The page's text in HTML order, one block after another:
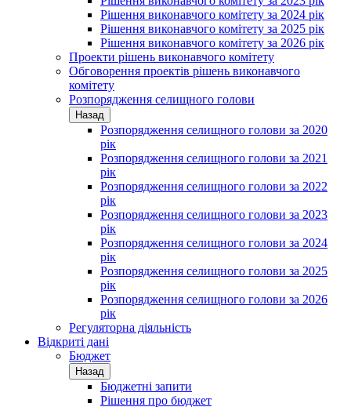
Рішення виконавчого комітету за 2024 рік
Рішення виконавчого комітету за 2025 рік
Рішення виконавчого комітету за 2026 рік
Проекти рішень виконавчого комітету
Обговорення проектів рішень виконавчого
комітету
Розпорядження селищного голови
Назад
Розпорядження селищного голови за 2020
рік
Розпорядження селищного голови за 2021
рік
Розпорядження селищного голови за 2022
рік
Розпорядження селищного голови за 2023
рік
Розпорядження селищного голови за 2024
рік
Розпорядження селищного голови за 2025
рік
Розпорядження селищного голови за 2026
рік
Регуляторна діяльність
Відкриті дані
Бюджет
Назад
Бюджетні запити
Рішення про бюджет